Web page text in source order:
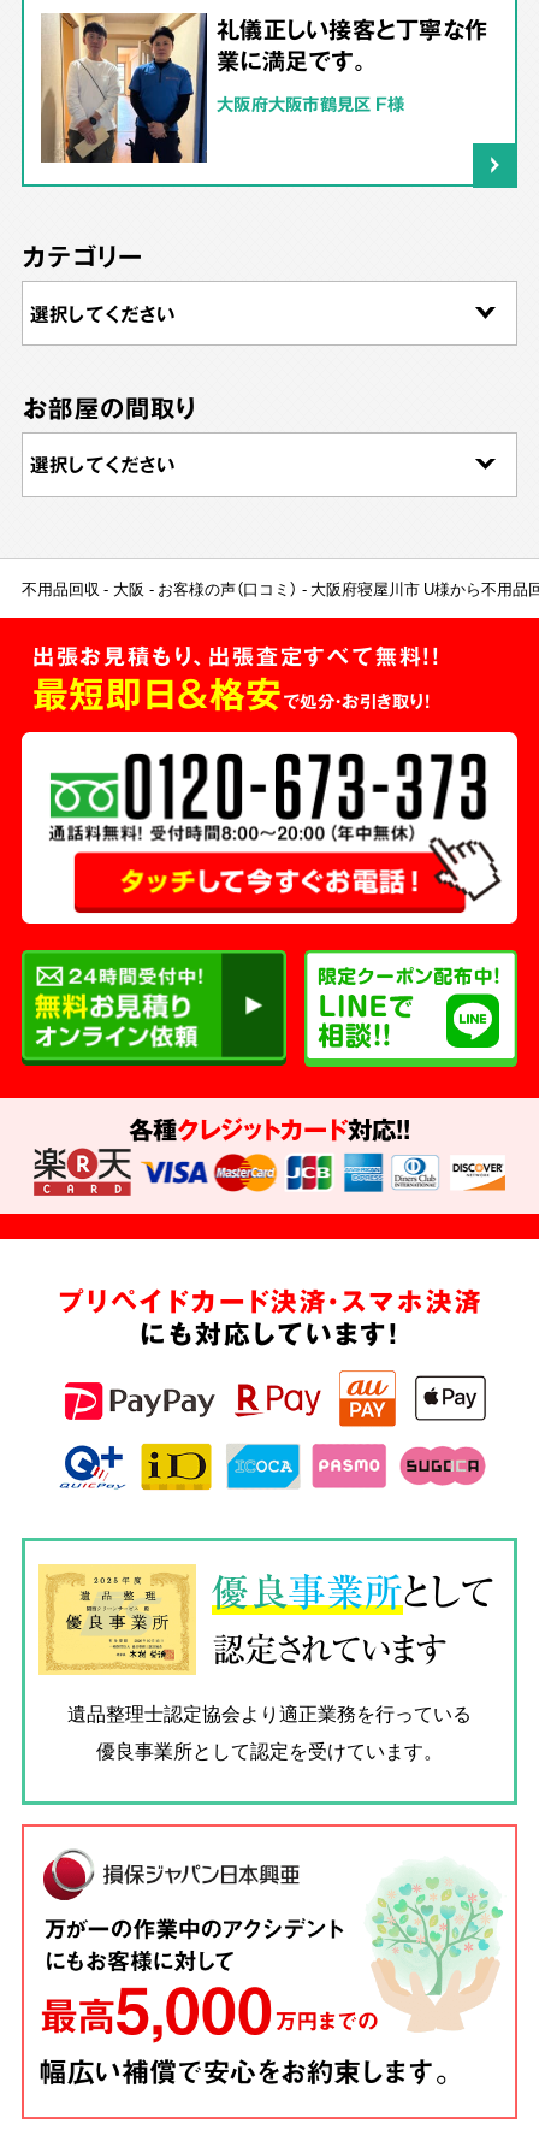
礼儀正しい接客と丁寧な作
業に満足です。
大阪府大阪市鶴見区 F様
カテゴリー
お部屋の間取り
不用品回収 大阪 お客様の声（口コミ） 大阪府寝屋川市 U様から不用品
出張お見積もり、出張査定すべて無料!!
最短即日＆格安で処分・お引き取り！
各種クレジットカード対応!!
プリペイドカード決済・スマホ決済
にも対応しています!
優良事業所として
認定されています
遺品整理士認定協会より適正業務を行っている
優良事業所として認定を受けています。